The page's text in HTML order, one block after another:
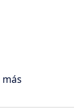
más